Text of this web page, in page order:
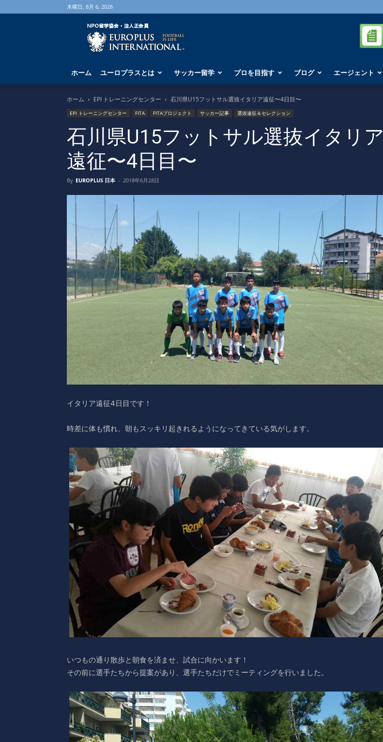
木曜日, 8月 6, 2026
海
外
サ
ー
学
な
ら
ユ
ー
ラ
ス
ホーム ユーロプラスとは サッカー留学 プロを目指す ブログ エージェント
ホーム EPI トレーニングセンター 石川県U15フットサル選抜イタリア遠征〜4日目〜
EPI トレーニングセンター FITA FITAプロジェクト サッカー記事 選抜遠征＆セレクション
石川県U15フットサル選抜イタリア
遠征〜4日目〜
By EUROPLUS 日本 - 2018年6月28日
イタリア遠征4日目です！
時差に体も慣れ、朝もスッキリ起きれるようになってきている気がします。
いつもの通り散歩と朝食を済ませ、試合に向かいます！
その前に選手たちから提案があり、選手たちだけでミーティングを行いました。